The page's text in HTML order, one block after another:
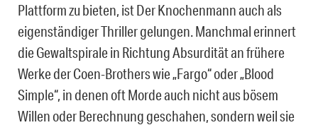
Plattform zu bieten, ist Der Knochenmann auch als
eigenständiger Thriller gelungen. Manchmal erinnert
die Gewaltspirale in Richtung Absurdität an frühere
Werke der Coen-Brothers wie „Fargo“ oder „Blood
Simple“, in denen oft Morde auch nicht aus bösem
Willen oder Berechnung geschahen, sondern weil sie